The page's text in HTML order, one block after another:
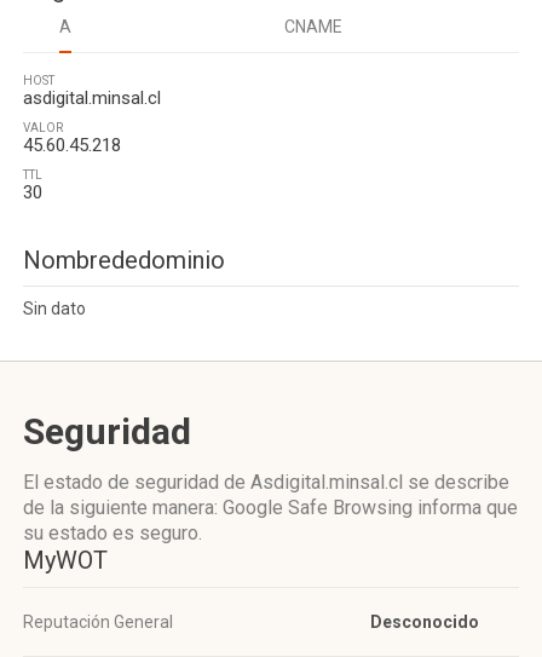
A CNAME
HOST
asdigital.minsal.cl
VALOR
45.60.45.218
TTL
30
Nombrededominio
Sin dato
Seguridad
El estado de seguridad de Asdigital.minsal.cl se describe
de la siguiente manera: Google Safe Browsing informa que
su estado es seguro.
MyWOT
Reputación General Desconocido